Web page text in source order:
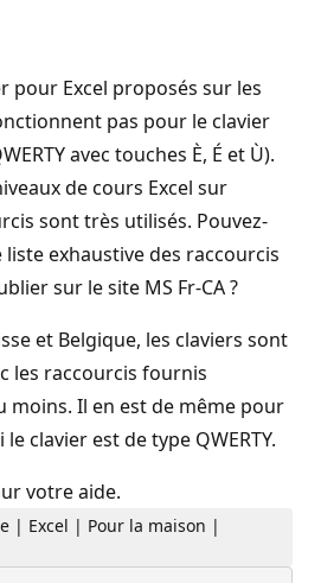
pour Excel proposés sur les
pas pour le clavier
avec touches È, É et Ù).
de cours Excel sur
sont très utilisés. Pouvez-
exhaustive des raccourcis
sur le site MS Fr-CA ?
et Belgique, les claviers sont
les raccourcis fournis
Il en est de même pour
clavier est de type QWERTY.
votre aide.
| Excel | Pour la maison |